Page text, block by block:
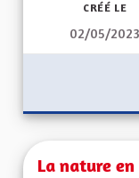
CRÉÉ LE
02/05/2023
La nature